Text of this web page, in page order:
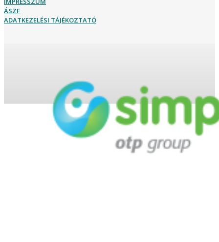
ÁSZF
ADATKEZELÉSI TÁJÉKOZTATÓ